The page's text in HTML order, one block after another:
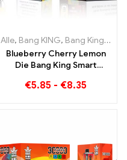
,Einweg-E-
Alle, Bang KING, Bang King Smart Screen 15000 Puff
Blueberry Cherry Lemon
Die Bang King Smart
Überblick über ein
€5.85 - €8.35